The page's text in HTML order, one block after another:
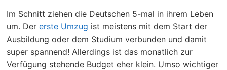
Im Schnitt ziehen die Deutschen 5-mal in ihrem Leben
um. Der erste Umzug ist meistens mit dem Start der
Ausbildung oder dem Studium verbunden und damit
super spannend! Allerdings ist das monatlich zur
Verfügung stehende Budget eher klein. Umso wichtiger